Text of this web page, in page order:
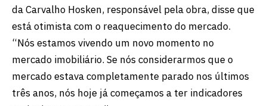
da Carvalho Hosken, responsável pela obra, disse que
está otimista com o reaquecimento do mercado.
“Nós estamos vivendo um novo momento no
mercado imobiliário. Se nós considerarmos que o
mercado estava completamente parado nos últimos
três anos, nós hoje já começamos a ter indicadores